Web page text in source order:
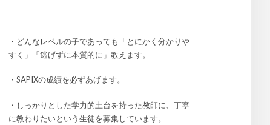
・どんなレベルの子であっても「とにかく分かりや
すく」「逃げずに本質的に」教えます。
・SAPIXの成績を必ずあげます。
・しっかりとした学力的土台を持った教師に、丁寧
に教わりたいという生徒を募集しています。